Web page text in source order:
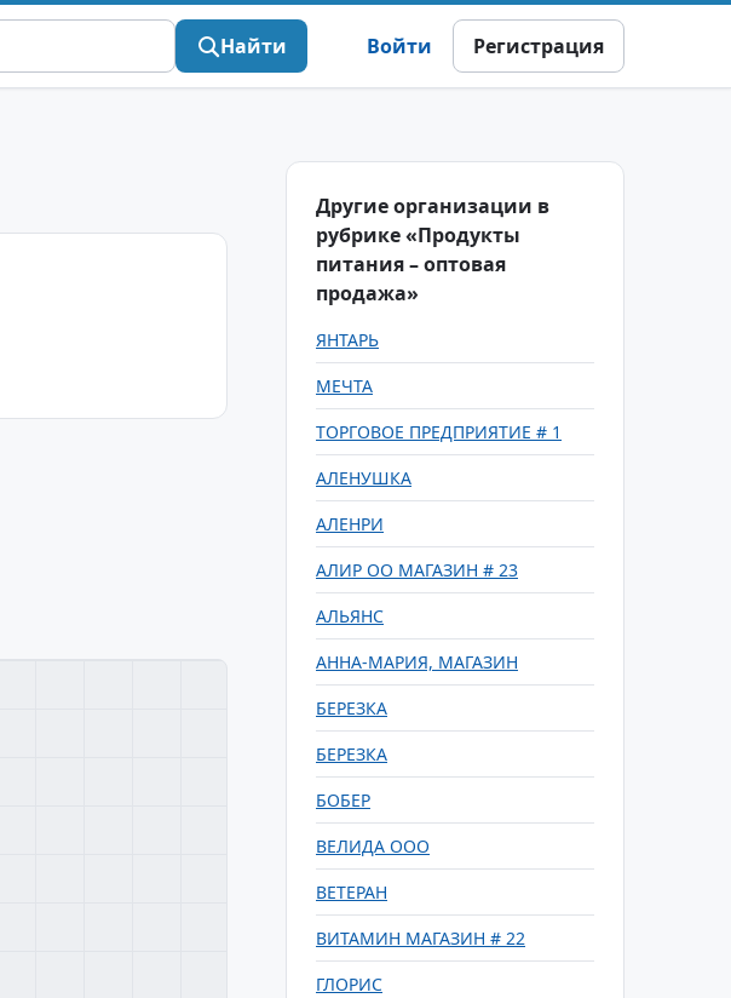
Найти Войти Регистрация
Другие организации в
рубрике «Продукты
питания – оптовая
продажа»
ЯНТАРЬ
МЕЧТА
ТОРГОВОЕ ПРЕДПРИЯТИЕ # 1
АЛЕНУШКА
АЛЕНРИ
АЛИР ОО МАГАЗИН # 23
АЛЬЯНС
АННА-МАРИЯ, МАГАЗИН
БЕРЕЗКА
БЕРЕЗКА
БОБЕР
ВЕЛИДА ООО
ВЕТЕРАН
ВИТАМИН МАГАЗИН # 22
ГЛОРИС